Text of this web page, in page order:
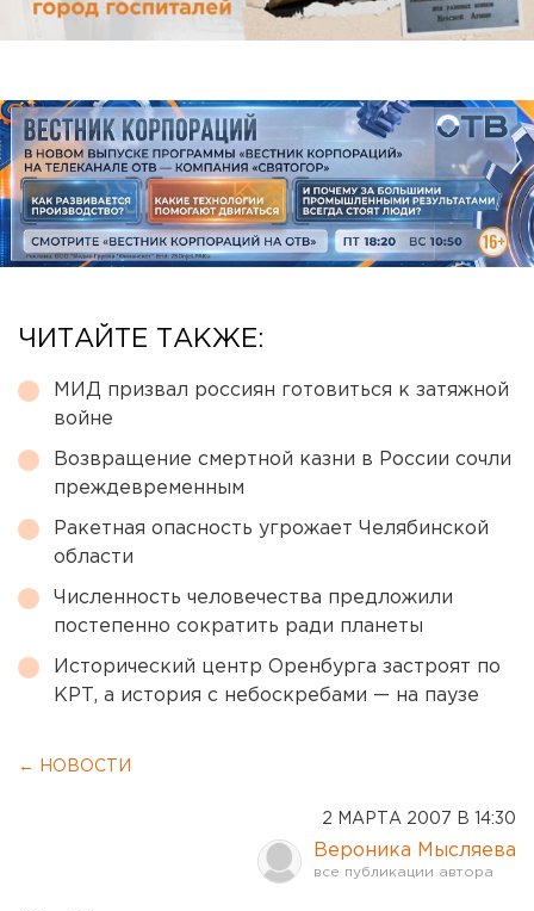
ЧИТАЙТЕ ТАКЖЕ:
МИД призвал россиян готовиться к затяжной
войне
Возвращение смертной казни в России сочли
преждевременным
Ракетная опасность угрожает Челябинской
области
Численность человечества предложили
постепенно сократить ради планеты
Исторический центр Оренбурга застроят по
КРТ, а история с небоскребами — на паузе
← НОВОСТИ
2 МАРТА 2007 В 14:30
Вероника Мысляева